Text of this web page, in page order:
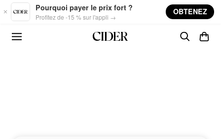
Skip to main content
Pourquoi payer le prix fort ?
Profitez de -15 % sur l'appli →
OBTENEZ